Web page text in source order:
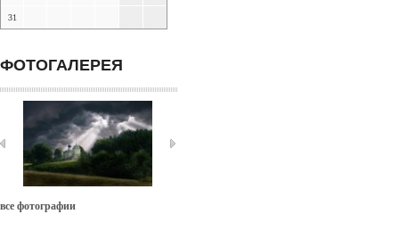
31
ФОТОГАЛЕРЕЯ
все фотографии